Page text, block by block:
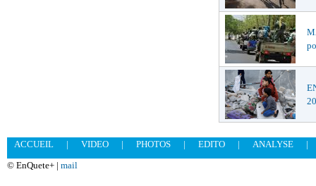
ACCUEIL | VIDEO | PHOTOS | EDITO | ANALYSE
|
© EnQuete+ | mail